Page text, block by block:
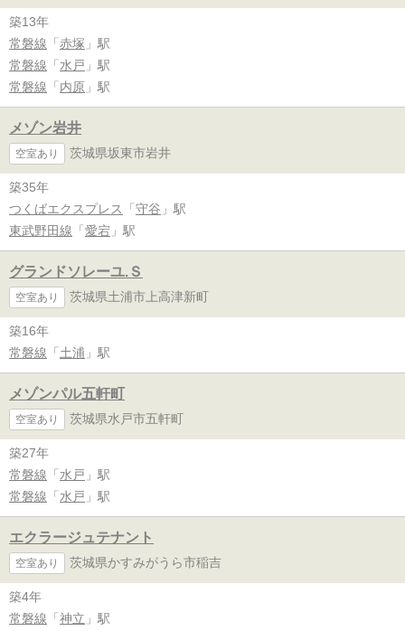
築13年
常磐線 「 赤塚 」駅
常磐線 「 水戸 」駅
常磐線 「 内原 」駅
メゾン岩井
空室あり 茨城県坂東市岩井
築35年
つくばエクスプレス
「 守谷 」駅
東武野田線 「 愛宕 」駅
グランドソレーユ.Ｓ
空室あり 茨城県土浦市上高津新町
築16年
常磐線 「 土浦 」駅
メゾンパル五軒町
空室あり 茨城県水戸市五軒町
築27年
常磐線 「 水戸 」駅
常磐線 「 水戸 」駅
エクラージュテナント
空室あり 茨城県かすみがうら市稲吉
築4年
常磐線 「 神立 」駅